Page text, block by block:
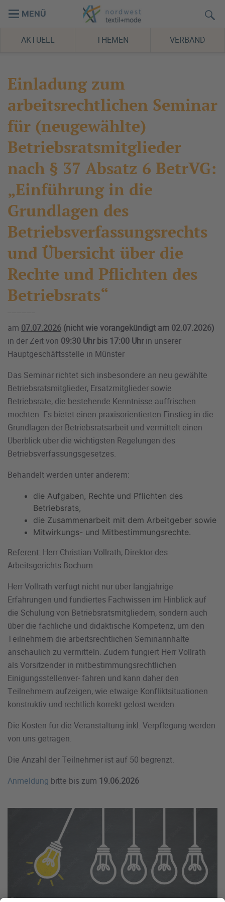
MENÜ
AKTUELL THEMEN VERBAND
Einladung zum
arbeitsrechtlichen Seminar
für (neugewählte)
Betriebsratsmitglieder
nach § 37 Absatz 6 BetrVG:
„Einführung in die
Grundlagen des
Betriebsverfassungsrechts
und Übersicht über die
Rechte und Pflichten des
Betriebsrats“
am 07.07.2026 (nicht wie vorangekündigt am 02.07.2026)
in der Zeit von 09:30 Uhr bis 17:00 Uhrin unserer
Hauptgeschäftsstelle in Münster
Das Seminar richtet sich insbesondere an neu gewählte
Betriebsratsmitglieder, Ersatzmitglieder sowie
Betriebsräte, die bestehende Kenntnisse auffrischen
möchten. Es bietet einen praxisorientierten Einstieg in die
Grundlagen der Betriebsratsarbeit und vermittelt einen
Überblick über die wichtigsten Regelungen des
Betriebsverfassungsgesetzes.
Behandelt werden unter anderem:
die Aufgaben, Rechte und Pflichten des
Betriebsrats,
die Zusammenarbeit mit dem Arbeitgeber sowie
Mitwirkungs- und Mitbestimmungsrechte.
Referent: Herr Christian Vollrath, Direktor des
Arbeitsgerichts Bochum
Herr Vollrath verfügt nicht nur über langjährige
Erfahrungen und fundiertes Fachwissen im Hinblick auf
die Schulung von Betriebsratsmitgliedern, sondern auch
über die fachliche und didaktische Kompetenz, um den
Teilnehmern die arbeitsrechtlichen Seminarinhalte
anschaulich zu vermitteln. Zudem fungiert Herr Vollrath
als Vorsitzender in mitbestimmungsrechtlichen
Einigungsstellenver- fahren und kann daher den
Teilnehmern aufzeigen, wie etwaige Konfliktsituationen
konstruktiv und rechtlich korrekt gelöst werden.
Die Kosten für die Veranstaltung inkl. Verpflegung werden
von uns getragen.
Die Anzahl der Teilnehmer ist auf 50 begrenzt.
Anmeldung bitte bis zum 19.06.2026